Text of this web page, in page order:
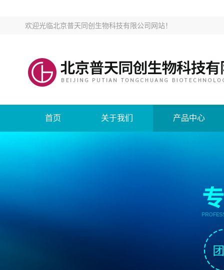
欢迎光临北京普天同创生物科技有限公司网站！
首页 关于我们 产品中心